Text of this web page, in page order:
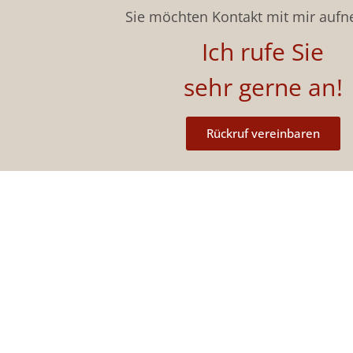
Sie möchten Kontakt mit mir
Ich rufe Sie
sehr gerne an!
Rückruf vereinbaren